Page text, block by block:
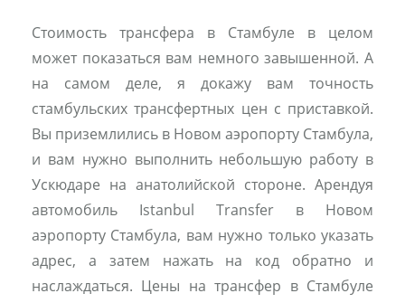
Стоимость трансфера в Стамбуле в целом
может показаться вам немного завышенной. А
на самом деле, я докажу вам точность
стамбульских трансфертных цен с приставкой.
Вы приземлились в Новом аэропорту Стамбула,
и вам нужно выполнить небольшую работу в
Ускюдаре на анатолийской стороне. Арендуя
автомобиль Istanbul Transfer в Новом
аэропорту Стамбула, вам нужно только указать
адрес, а затем нажать на код обратно и
наслаждаться. Цены на трансфер в Стамбуле